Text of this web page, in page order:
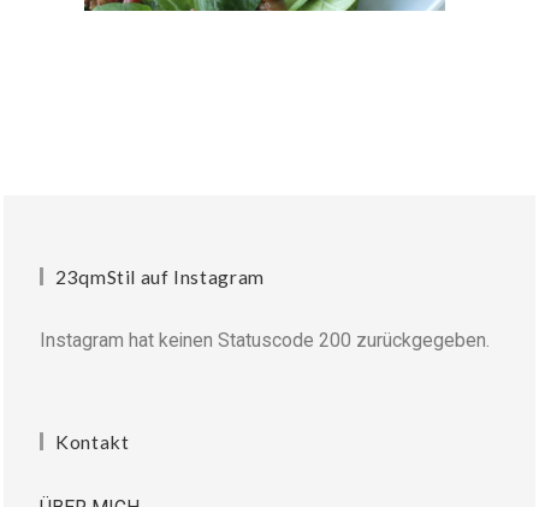
23qmStil auf Instagram
Instagram hat keinen Statuscode 200 zurückgegeben.
Kontakt